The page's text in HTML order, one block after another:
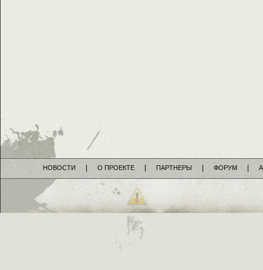
НОВОСТИ О ПРОЕКТЕ ПАРТНЕРЫ ФОРУМ